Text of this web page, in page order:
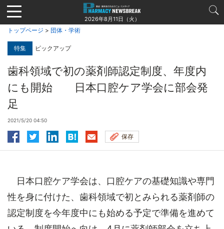
Jump
to
navigation
2026年8月11日（火）
トップページ > 団体・学術
特集 ピックアップ
歯科領域で初の薬剤師認定制度、年度内
にも開始 日本口腔ケア学会に部会発
足
2021/5/20 04:50
保存
日本口腔ケア学会は、口腔ケアの基礎知識や専門
性を身に付けた、歯科領域で初とみられる薬剤師の
認定制度を今年度中にも始める予定で準備を進めて